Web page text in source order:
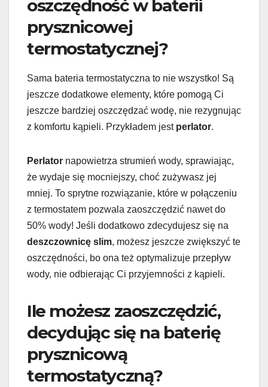
oszczędność w baterii
prysznicowej
termostatycznej?
Sama bateria termostatyczna to nie wszystko! Są
jeszcze dodatkowe elementy, które pomogą Ci
jeszcze bardziej oszczędzać wodę, nie rezygnując
z komfortu kąpieli. Przykładem jest perlator.
Perlator napowietrza strumień wody, sprawiając,
że wydaje się mocniejszy, choć zużywasz jej
mniej. To sprytne rozwiązanie, które w połączeniu
z termostatem pozwala zaoszczędzić nawet do
50% wody! Jeśli dodatkowo zdecydujesz się na
deszczownicę slim, możesz jeszcze zwiększyć te
oszczędności, bo ona też optymalizuje przepływ
wody, nie odbierając Ci przyjemności z kąpieli.
Ile możesz zaoszczędzić,
decydując się na baterię
prysznicową
termostatyczną?